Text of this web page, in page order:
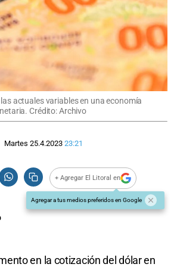
actuales variables en una economía
Crédito: Archivo
Martes 25.4.2023 23:21
+ Agregar El Litoral en
Agregar a tus medios preferidos en Google
en la cotización del dólar en